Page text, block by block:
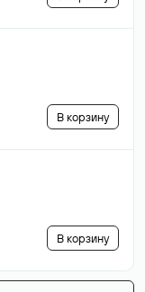
В корзину
В корзину